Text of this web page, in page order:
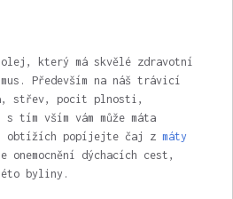
olej, který má skvělé zdravotní
Především na náš trávicí
střev, pocit plnosti,
tím vším vám může máta
obtížích popíjejte čaj z máty
onemocnění dýchacích cest,
této byliny.